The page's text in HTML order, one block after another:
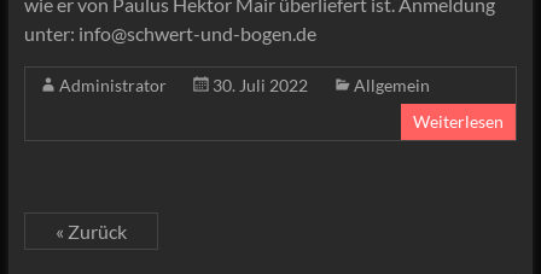
wie er von Paulus Hektor Mair überliefert ist. Anmeldung
unter: info@schwert-und-bogen.de
Administrator 30. Juli 2022
Allgemein
Weiterlesen
« Zurück